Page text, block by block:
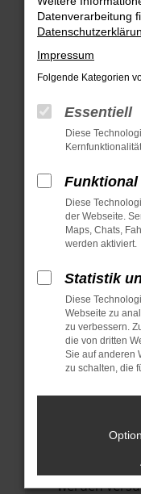
Überprüfe
Laden
deine
Manche
können das
verhindern.
anderen
Fenster?
Starte dein
Das kann
Stelle
sind.
Veraltete
mehr
Wende dich
Wenn du
versucht
werden
Datenverarbeitung
Impressum
Folgende Kategorien
Essentiell
Diese
Funktional
Diese
der Webseite.
Maps, Chats,
werden aktiviert.
Statistik
Diese
Webseite zu
zu verbessern.
die von dritten
Sie auf anderen
zu schalten, die